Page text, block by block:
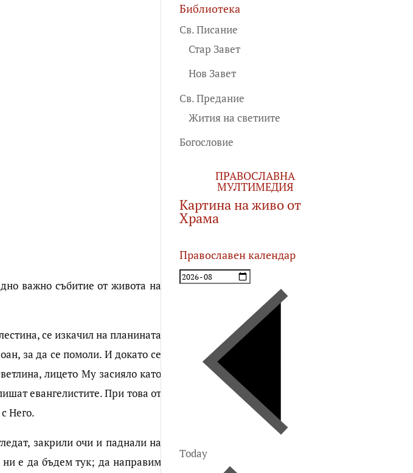
важно събитие от живота на
се изкачил на планината
за да се помоли. И докато се
лицето Му засияло като
евангелистите. При това от
Него.
закрили очи и паднали на
е да бъдем тук; да направим
Библиотека
Св. Писание
Стар Завет
Нов Завет
Св. Предание
Жития на светиите
Богословие
ПРАВОСЛАВНА
МУЛТИМЕДИЯ
Картина на живо от
Храма
Православен календар
Today